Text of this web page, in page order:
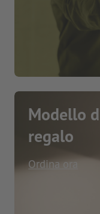
Modello
regalo
Ordina ora